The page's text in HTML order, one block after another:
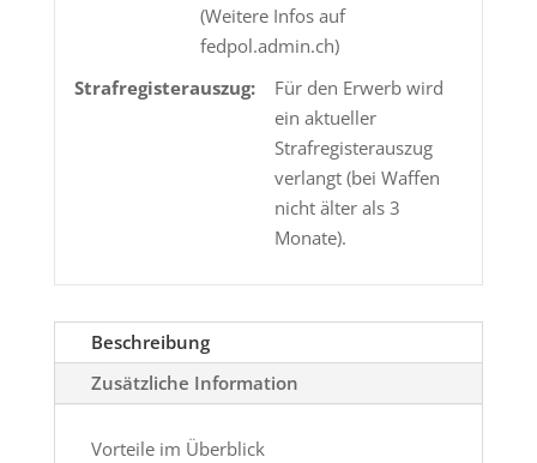
(Weitere Infos auf
fedpol.admin.ch)
Strafregisterauszug:
Für den Erwerb wird
ein aktueller
Strafregisterauszug
verlangt (bei Waffen
nicht älter als 3
Monate).
Beschreibung
Zusätzliche Information
Vorteile im Überblick